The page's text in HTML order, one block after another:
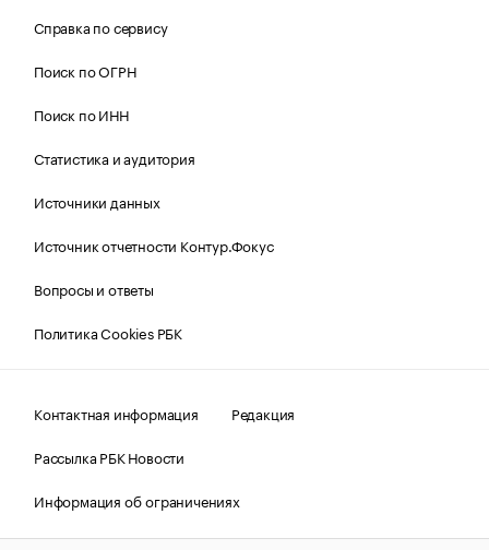
Справка по сервису
Поиск по ОГРН
Поиск по ИНН
Статистика и аудитория
Источники данных
Источник отчетности Контур.Фокус
Вопросы и ответы
Политика Cookies РБК
Контактная информация
Редакция
Рассылка РБК Новости
Информация об ограничениях
Правовая информация
О соблюдении авторских прав